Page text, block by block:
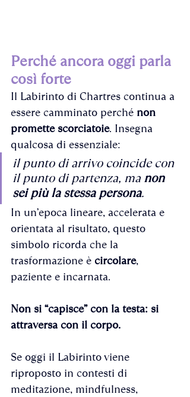
Perché ancora oggi parla
così forte
Il Labirinto di Chartres continua a
essere camminato perché non
promette scorciatoie. Insegna
qualcosa di essenziale:
il punto di arrivo coincide con
il punto di partenza, ma non
sei più la stessa persona.
In un’epoca lineare, accelerata e
orientata al risultato, questo
simbolo ricorda che la
trasformazione è circolare,
paziente e incarnata.
Non si “capisce” con la testa: si
attraversa con il corpo.
Se oggi il Labirinto viene
riproposto in contesti di
meditazione, mindfulness,